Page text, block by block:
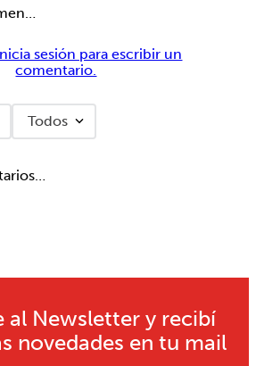
$
Expuesta 7371HA
$$ 17.710,00
$ $ 17.710,00
Hanes Boxer Supersoft Cintura
sesión para escribir un
comentario.
Todos
al Newsletter y recibí
novedades en tu mail